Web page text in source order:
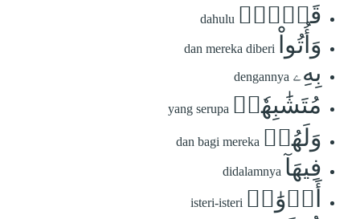
قَبۡلُۖ dahulu
وَأُتُواْ dan mereka diberi
بِهِۦ dengannya
مُتَشَٰبِهٗاۖ yang serupa
وَلَهُمۡ dan bagi mereka
فِيهَآ didalamnya
أَزۡوَٰجٞ isteri-isteri